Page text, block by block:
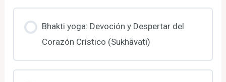
Bhakti yoga: Devoción y Despertar del
Corazón Crístico (Sukhāvatī)